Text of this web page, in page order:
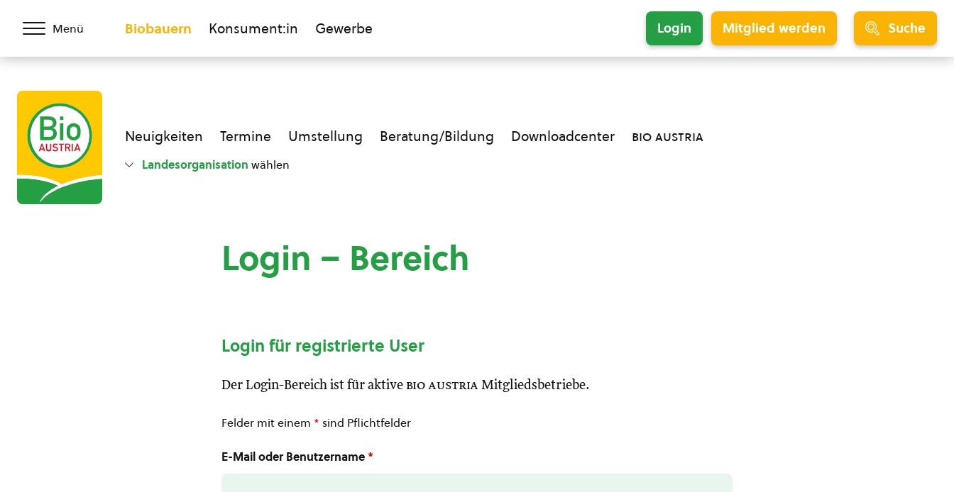
Menü Biobauern Konsument:in Gewerbe Login Mitglied werden Suche
Neuigkeiten Termine Umstellung Beratung/Bildung Downloadcenter bio austria
Landesorganisation wählen
Login – Bereich
Login für registrierte User
Der Login-Bereich ist für aktive bio austria Mitgliedsbetriebe.
Felder mit einem * sind Pflichtfelder
E-Mail oder Benutzername *